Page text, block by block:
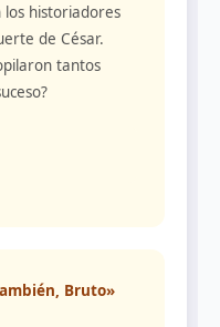
historiadores
de César.
tantos
Bruto»